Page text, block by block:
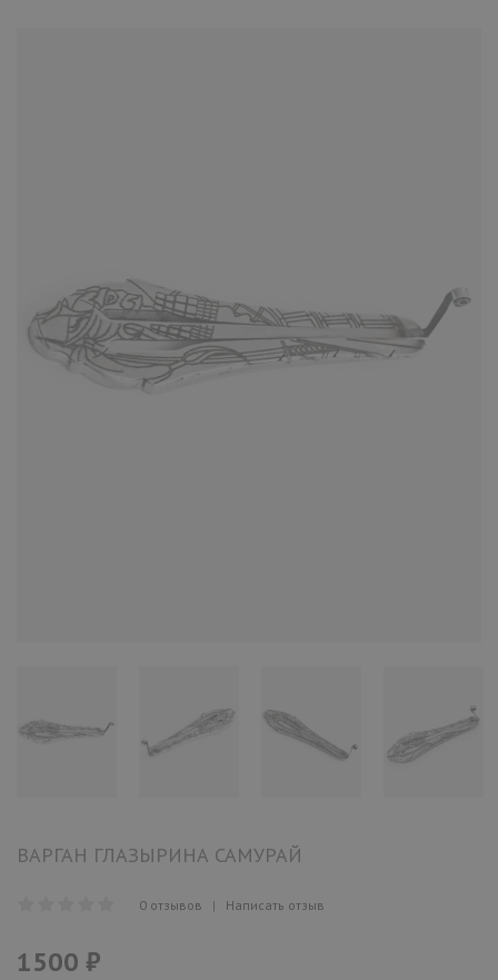
ВАРГАН ГЛАЗЫРИНА САМУРАЙ
0 отзывов | Написать отзыв
1500 ₽